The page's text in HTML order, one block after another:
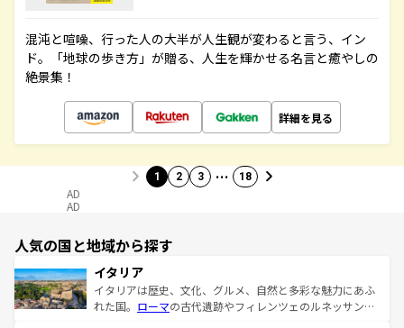
混沌と喧噪、行った人の大半が人生観が変わると言う、イン
ド。「地球の歩き方」が贈る、人生を輝かせる名言と癒やしの
絶景集！
詳細を見る
1 2 3 … 18
AD
AD
人気の国と地域から探す
イタリア
イタリアは歴史、文化、グルメ、自然と多彩な魅力にあふ
れた国。 ローマの古代遺跡やフィレンツェのルネッサンス